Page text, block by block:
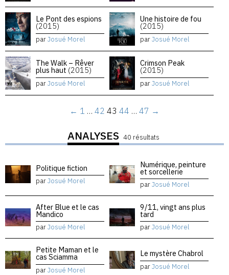
Le Pont des espions
(2015)
parJosué Morel
Une histoire de fou
(2015)
parJosué Morel
The Walk – Rêver
plus haut (2015)
parJosué Morel
Crimson Peak
(2015)
parJosué Morel
← 1 … 42 43 44 … 47 →
ANALYSES 40 résultats
Politique fiction
parJosué Morel
Numérique, peinture
et sorcellerie
parJosué Morel
After Blue et le cas
Mandico
parJosué Morel
9/11, vingt ans plus
tard
parJosué Morel
Petite Maman et le
cas Sciamma
parJosué Morel
Le mystère Chabrol
parJosué Morel